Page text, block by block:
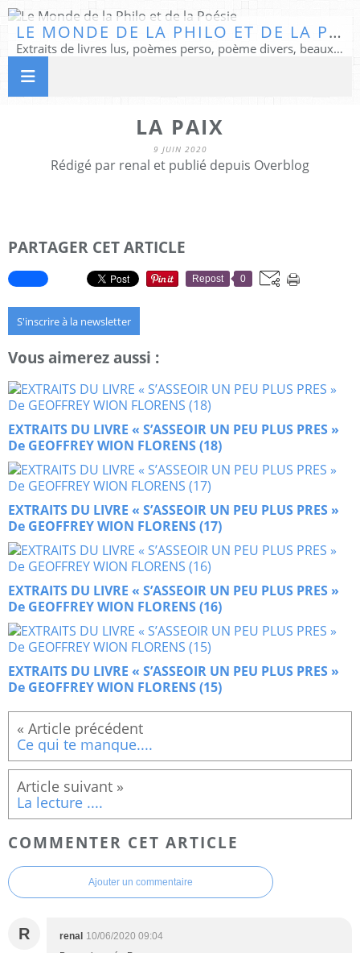
LE MONDE DE LA PHILO ET DE LA POÉSIE
Extraits de livres lus, poèmes perso, poème divers, beaux textes...
LA PAIX
9 JUIN 2020
Rédigé par renal et publié depuis Overblog
PARTAGER CET ARTICLE
Repost 0
S'inscrire à la newsletter
Vous aimerez aussi :
EXTRAITS DU LIVRE « S’ASSEOIR UN PEU PLUS PRES »
De GEOFFREY WION FLORENS (18)
EXTRAITS DU LIVRE « S’ASSEOIR UN PEU PLUS PRES »
De GEOFFREY WION FLORENS (17)
EXTRAITS DU LIVRE « S’ASSEOIR UN PEU PLUS PRES »
De GEOFFREY WION FLORENS (16)
EXTRAITS DU LIVRE « S’ASSEOIR UN PEU PLUS PRES »
De GEOFFREY WION FLORENS (15)
Ce qui te manque....
La lecture ....
COMMENTER CET ARTICLE
Ajouter un commentaire
R renal 10/06/2020 09:04